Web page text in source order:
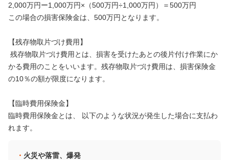
2,000万円ー1,000万円×（500万円÷1,000万円）＝500万円
この場合の損害保険金は、500万円となります。
【残存物取片づけ費用】
残存物取片づけ費用とは、損害を受けたあとの後片付け作業にか
かる費用のことをいいます。残存物取片づけ費用は、損害保険金
の10％の額が限度になります。
【臨時費用保険金】
臨時費用保険金とは、 以下のような状況が発生した場合に支払わ
れます。
火災や落雷、爆発